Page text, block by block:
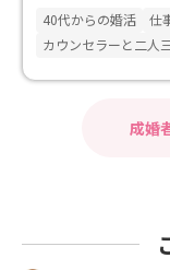
40代からの婚活
仕
カウンセラーと二人
成婚